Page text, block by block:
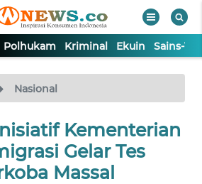
Polhukam Kriminal Ekuin Sains-
Nasional
Kementerian
Gelar Tes
Massal